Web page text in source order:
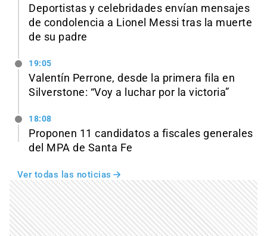
Deportistas y celebridades envían mensajes
de condolencia a Lionel Messi tras la muerte
de su padre
19:05
Valentín Perrone, desde la primera fila en
Silverstone: “Voy a luchar por la victoria”
18:08
Proponen 11 candidatos a fiscales generales
del MPA de Santa Fe
Ver todas las noticias